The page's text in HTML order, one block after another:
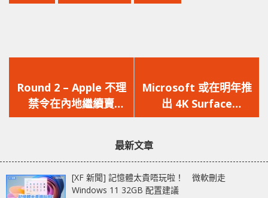
一
篇
文
Round 2 – Apple 不理
禁令在內地繼續賣
iPhone，Qualcomm
一
篇
文
Microsoft 或在明年推
出 4K Surface
Webcam
最新文章
[XF 新聞] 記憶體太貴唔玩啦！ 微軟刪走
Windows 11 32GB 配置建議